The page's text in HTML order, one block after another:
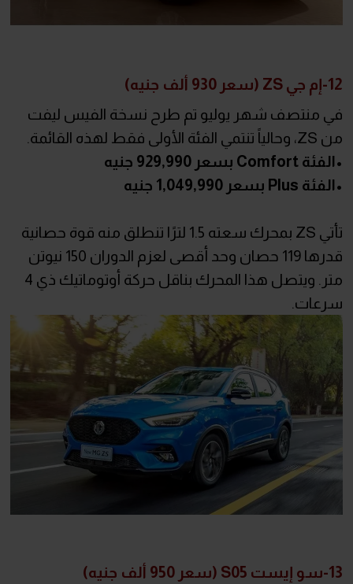
12-إم جي ZS (سعر 930 ألف جنيه)
في منتصف شهر يوليو تم طرح نسخة الفيس ليفت
من ZS، وحالياً تنتمي الفئة الأولى فقط لهذه القائمة.
•الفئة Comfort بسعر 929,990 جنيه
•الفئة Plus بسعر 1,049,990 جنيه
تأتي ZS بمحرك سعته 1.5 لترًا تنطلق منه قوة حصانية
قدرها 119 حصان وحد أقصى لعزم الدوران 150 نيوتن
متر. ويتصل هذا المحرك بناقل حركة أوتوماتيك ذي 4
سرعات.
13-سو إيست S05 (سعر 950 ألف جنيه)